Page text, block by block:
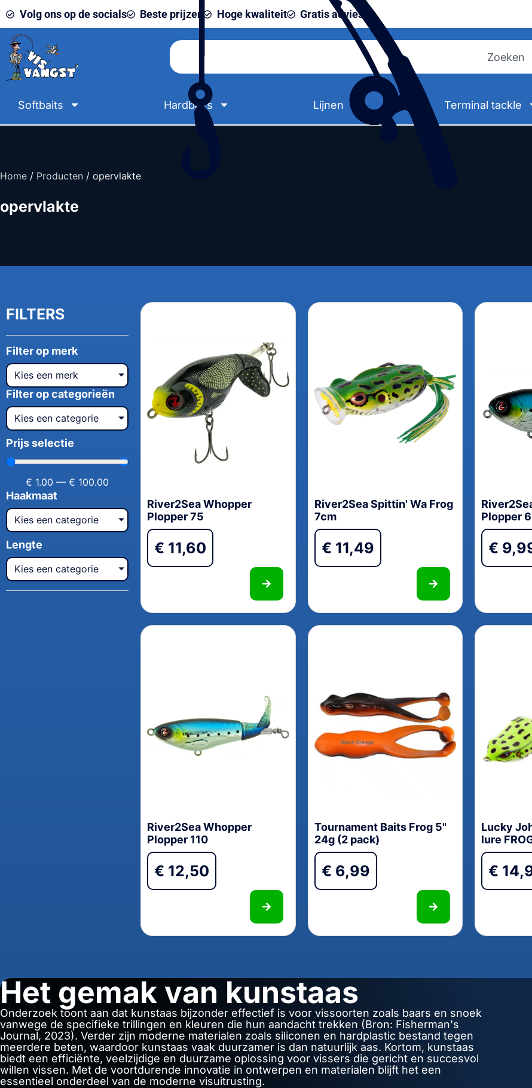
Volg ons op de socials Beste prijzen Hoge kwaliteit Gratis advies
Softbaits Hardbaits Lijnen Terminal tackle
Home / Producten / opervlakte
opervlakte
FILTERS
Filter op merk
Kies een merk
Filter op categorieën
Kies een categorie
Prijs selectie
€ 1.00 — € 100.00
Haakmaat
Kies een categorie
Lengte
Kies een categorie
River2Sea Whopper
Plopper 75
€ 11,60
River2Sea Spittin' Wa Frog
7cm
€ 11,49
Plopper
€
River2Sea Whopper
Plopper 110
€ 12,50
Tournament Baits Frog 5"
24g (2 pack)
€ 6,99
Lucky
lure
€
Het gemak van kunstaas
Onderzoek toont aan dat kunstaas bijzonder effectief is voor vissoorten zoals baars en snoek
vanwege de specifieke trillingen en kleuren die hun aandacht trekken (Bron: Fisherman's
Journal, 2023). Verder zijn moderne materialen zoals siliconen en hardplastic bestand tegen
meerdere beten, waardoor kunstaas vaak duurzamer is dan natuurlijk aas. Kortom, kunstaas
biedt een efficiënte, veelzijdige en duurzame oplossing voor vissers die gericht en succesvol
willen vissen. Met de voortdurende innovatie in ontwerpen en materialen blijft het een
essentieel onderdeel van de moderne visuitrusting.